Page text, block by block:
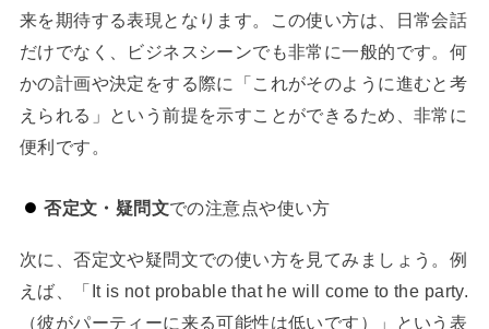
来を期待する表現となります。この使い方は、日常会話
だけでなく、ビジネスシーンでも非常に一般的です。何
かの計画や決定をする際に「これがそのように進むと考
えられる」という前提を示すことができるため、非常に
便利です。
否定文・疑問文での注意点や使い方
次に、否定文や疑問文での使い方を見てみましょう。例
えば、「It is not probable that he will come to the party.
（彼がパーティーに来る可能性は低いです）」という表